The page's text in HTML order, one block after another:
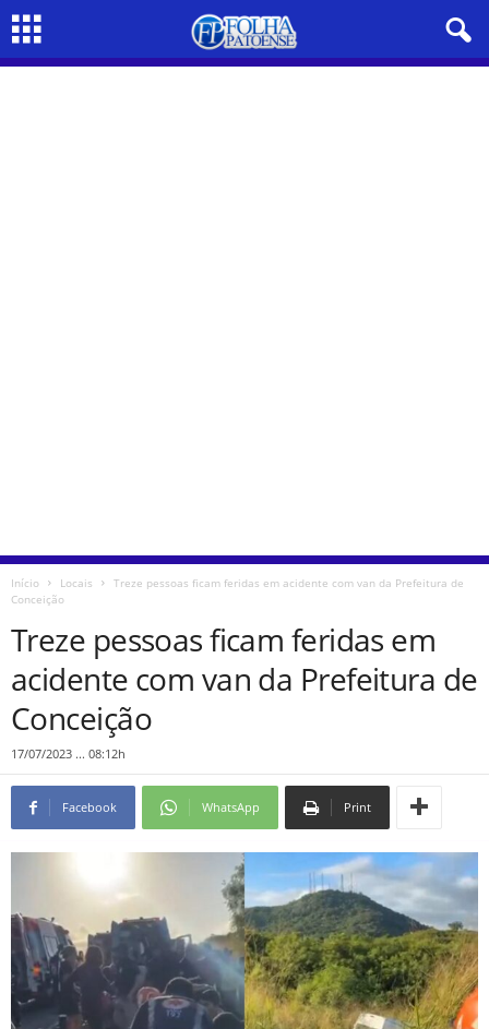
Início Locais
Treze pessoas ficam feridas em acidente com van da Prefeitura de
Conceição
Treze pessoas ficam feridas em
acidente com van da Prefeitura de
Conceição
17/07/2023 ... 08:12h
Facebook WhatsApp Print